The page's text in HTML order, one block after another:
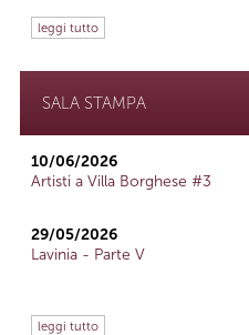
leggi tutto
SALA STAMPA
10/06/2026
Artisti a Villa Borghese #3
29/05/2026
Lavinia - Parte V
leggi tutto